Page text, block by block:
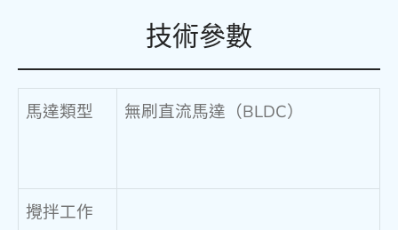
技術參數
馬達類型 無刷直流馬達（BLDC）
攪拌工作